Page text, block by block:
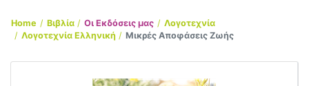
Home Βιβλία Οι Εκδόσεις μας
Λογοτεχνία
Λογοτεχνία Ελληνική
Μικρές Αποφάσεις Ζωής